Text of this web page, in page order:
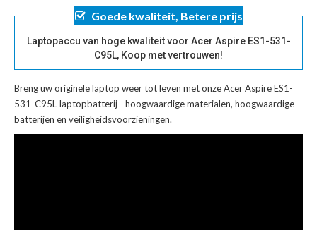
Goede kwaliteit, Betere prijs
Laptopaccu van hoge kwaliteit voor Acer Aspire ES1-531-
C95L, Koop met vertrouwen!
Breng uw originele laptop weer tot leven met onzeAcer Aspire ES1-
531-C95L-laptopbatterij - hoogwaardige materialen, hoogwaardige
batterijen en veiligheidsvoorzieningen.